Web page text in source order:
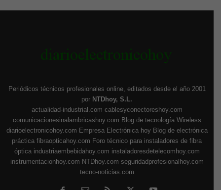
Periódicos técnicos profesionales online, editados desde el año 2001
por NTDhoy, S.L.
actualidad-industrial.com cablesyconectoreshoy.com
comunicacionesinalambricashoy.com Blog de tecnología Wireless
diarioelectronicohoy.com Empresa Electrónica hoy Blog de electrónica
práctica fibraopticahoy.com Foro técnico para instaladores de fibra
óptica industriaembebidahoy.com instaladoresdetelecomhoy.com
instrumentacionhoy.com NTDhoy.com seguridadprofesionalhoy.com
tecno-noticias.com